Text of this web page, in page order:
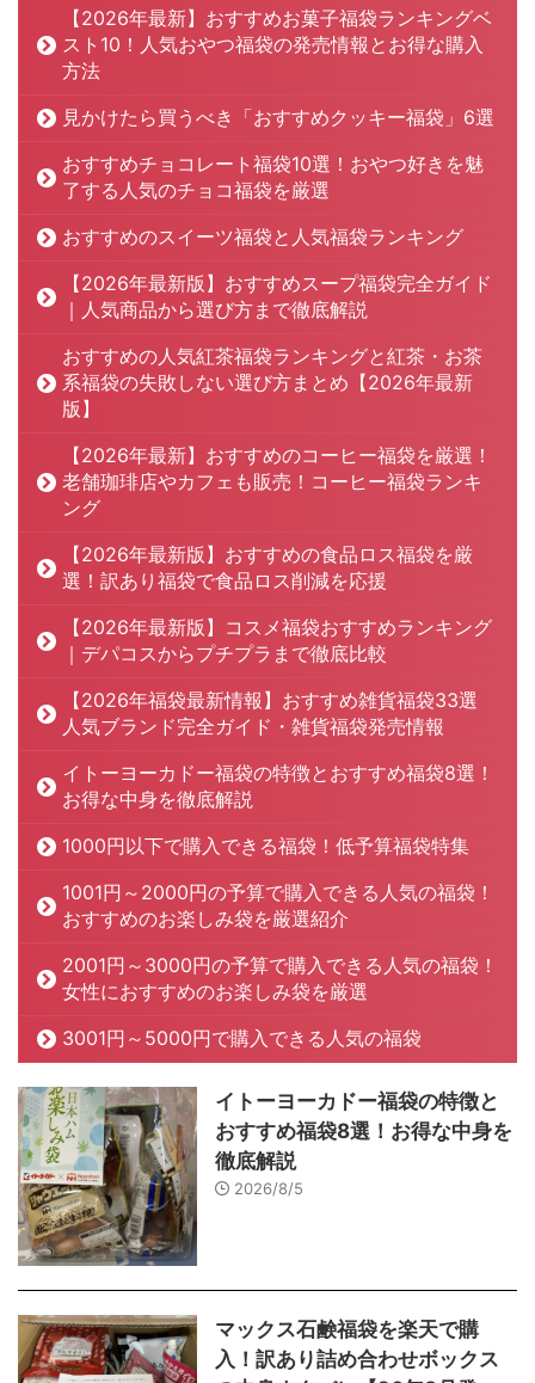
【2026年最新】おすすめお菓子福袋ランキングベ
スト10！人気おやつ福袋の発売情報とお得な購入
方法
見かけたら買うべき「おすすめクッキー福袋」6選
おすすめチョコレート福袋10選！おやつ好きを魅
了する人気のチョコ福袋を厳選
おすすめのスイーツ福袋と人気福袋ランキング
【2026年最新版】おすすめスープ福袋完全ガイド
｜人気商品から選び方まで徹底解説
おすすめの人気紅茶福袋ランキングと紅茶・お茶
系福袋の失敗しない選び方まとめ【2026年最新
版】
【2026年最新】おすすめのコーヒー福袋を厳選！
老舗珈琲店やカフェも販売！コーヒー福袋ランキ
ング
【2026年最新版】おすすめの食品ロス福袋を厳
選！訳あり福袋で食品ロス削減を応援
【2026年最新版】コスメ福袋おすすめランキング
｜デパコスからプチプラまで徹底比較
【2026年福袋最新情報】おすすめ雑貨福袋33選
人気ブランド完全ガイド・雑貨福袋発売情報
イトーヨーカドー福袋の特徴とおすすめ福袋8選！
お得な中身を徹底解説
1000円以下で購入できる福袋！低予算福袋特集
1001円～2000円の予算で購入できる人気の福袋！
おすすめのお楽しみ袋を厳選紹介
2001円～3000円の予算で購入できる人気の福袋！
女性におすすめのお楽しみ袋を厳選
3001円～5000円で購入できる人気の福袋
イトーヨーカドー福袋の特徴と
おすすめ福袋8選！お得な中身を
徹底解説
2026/8/5
マックス石鹸福袋を楽天で購
入！訳あり詰め合わせボックス